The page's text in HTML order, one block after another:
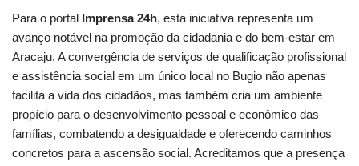
Para o portal Imprensa 24h, esta iniciativa representa um
avanço notável na promoção da cidadania e do bem-estar em
Aracaju. A convergência de serviços de qualificação profissional
e assistência social em um único local no Bugio não apenas
facilita a vida dos cidadãos, mas também cria um ambiente
propício para o desenvolvimento pessoal e econômico das
famílias, combatendo a desigualdade e oferecendo caminhos
concretos para a ascensão social. Acreditamos que a presença